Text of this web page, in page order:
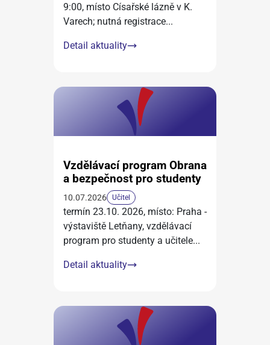
9:00, místo Císařské lázně v K.
Varech; nutná registrace...
Detail aktuality
Vzdělávací program Obrana
a bezpečnost pro studenty
10.07.2026 Učitel
termín 23.10. 2026, místo: Praha -
výstaviště Letňany, vzdělávací
program pro studenty a učitele...
Detail aktuality